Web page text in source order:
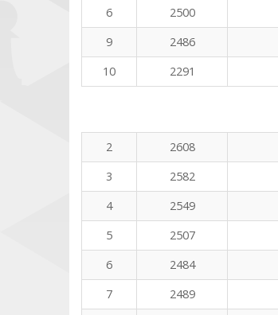
6
2500
9
2486
10
2291
2
2608
3
2582
4
2549
5
2507
6
2484
7
2489